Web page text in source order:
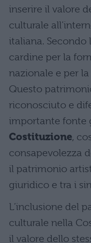
inserire il valore
culturale
italiana. Secondo
cardine per la
nazionale e per
Questo
riconosciuto e
importante fonte
Costituzione,
consapevolezza
il patrimonio
giuridico e tra i
L’inclusione del
culturale nella
il valore dello